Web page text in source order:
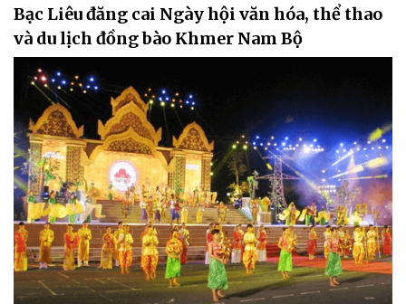
Bạc Liêu đăng cai Ngày hội văn hóa, thể thao
và du lịch đồng bào Khmer Nam Bộ